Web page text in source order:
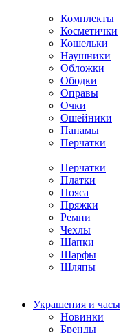
Комплекты
Косметички
Кошельки
Наушники
Обложки
Ободки
Оправы
Очки
Ошейники
Панамы
Перчатки
Перчатки
Платки
Пояса
Пряжки
Ремни
Чехлы
Шапки
Шарфы
Шляпы
Украшения и часы
Новинки
Бренды